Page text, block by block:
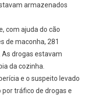
armazenados
com ajuda do cão
de maconha, 281
As drogas estavam
da cozinha.
e o suspeito levado
tráfico de drogas e